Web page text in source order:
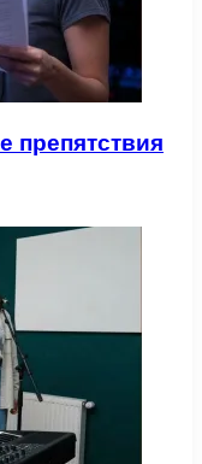
препятствия